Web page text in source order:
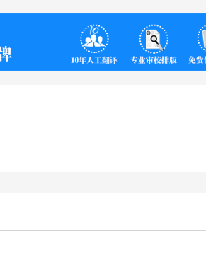
检测报告英文版翻